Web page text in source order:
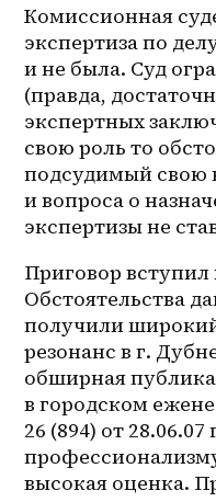
Комиссионная
экспертиза по
и не была. Суд
(правда,
экспертных
свою роль то
подсудимый свою
и вопроса о
экспертизы не
Приговор вступил
Обстоятельства
получили
резонанс в г.
обширная
в городском
26 (894) от 28.06.07
высокая оценка.